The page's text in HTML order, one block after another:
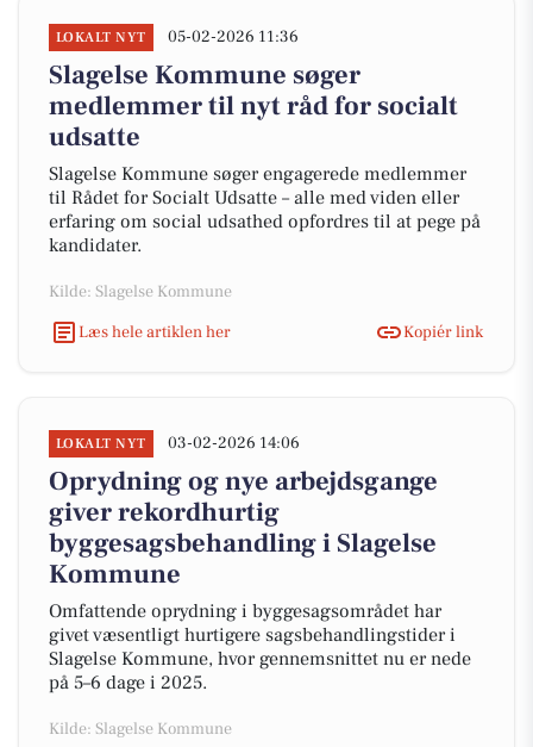
LOKALT NYT 05-02-2026 11:36
Slagelse Kommune søger
medlemmer til nyt råd for socialt
udsatte
Slagelse Kommune søger engagerede medlemmer
til Rådet for Socialt Udsatte – alle med viden eller
erfaring om social udsathed opfordres til at pege på
kandidater.
Kilde: Slagelse Kommune
Læs hele artiklen her
Kopiér link
LOKALT NYT 03-02-2026 14:06
Oprydning og nye arbejdsgange
giver rekordhurtig
byggesagsbehandling i Slagelse
Kommune
Omfattende oprydning i byggesagsområdet har
givet væsentligt hurtigere sagsbehandlingstider i
Slagelse Kommune, hvor gennemsnittet nu er nede
på 5–6 dage i 2025.
Kilde: Slagelse Kommune